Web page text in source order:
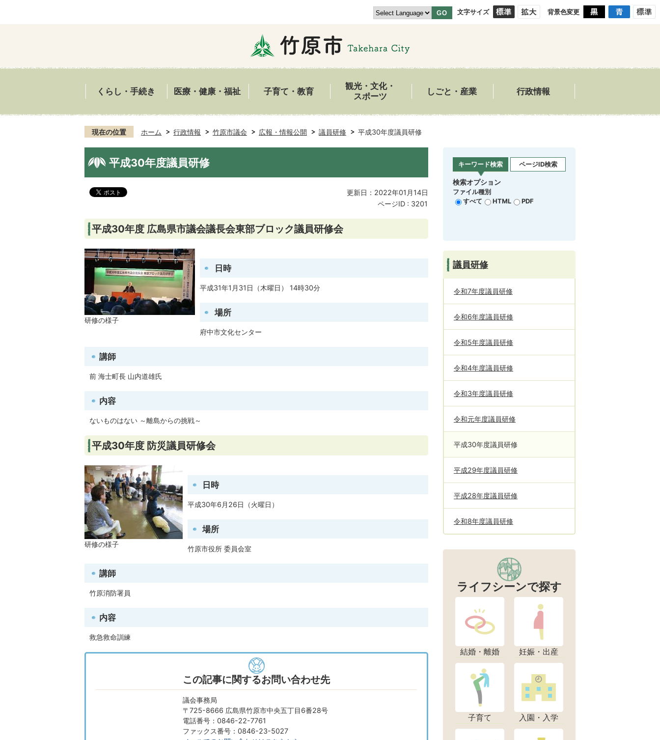
GO 文字サイズ 背景色変更
くらし・手続き 医療・健康・福祉 子育て・教育
観光・文化・
スポーツ
しごと・産業 行政情報
現在の位置 ホーム 行政情報 竹原市議会 広報・情報公開 議員研修 平成30年度議員研修
平成30年度議員研修
更新日：2022年01月14日
ページID : 3201
平成30年度 広島県市議会議長会東部ブロック議員研修会
研修の様子
日時
平成31年1月31日（木曜日） 14時30分
場所
府中市文化センター
講師
前 海士町長 山内道雄氏
内容
ないものはない ～離島からの挑戦～
平成30年度 防災議員研修会
研修の様子
日時
平成30年6月26日（火曜日）
場所
竹原市役所 委員会室
講師
竹原消防署員
内容
救急救命訓練
この記事に関するお問い合わせ先
議会事務局
〒725-8666 広島県竹原市中央五丁目6番28号
電話番号：0846-22-7761
ファックス番号：0846-23-5027
キーワード検索 ページID検索
検索オプション
ファイル種別
すべて
HTML PDF
議員研修
令和7年度議員研修
令和6年度議員研修
令和5年度議員研修
令和4年度議員研修
令和3年度議員研修
令和元年度議員研修
平成30年度議員研修
平成29年度議員研修
平成28年度議員研修
令和8年度議員研修
ライフシーンで探す
結婚・離婚 妊娠・出産
子育て 入園・入学